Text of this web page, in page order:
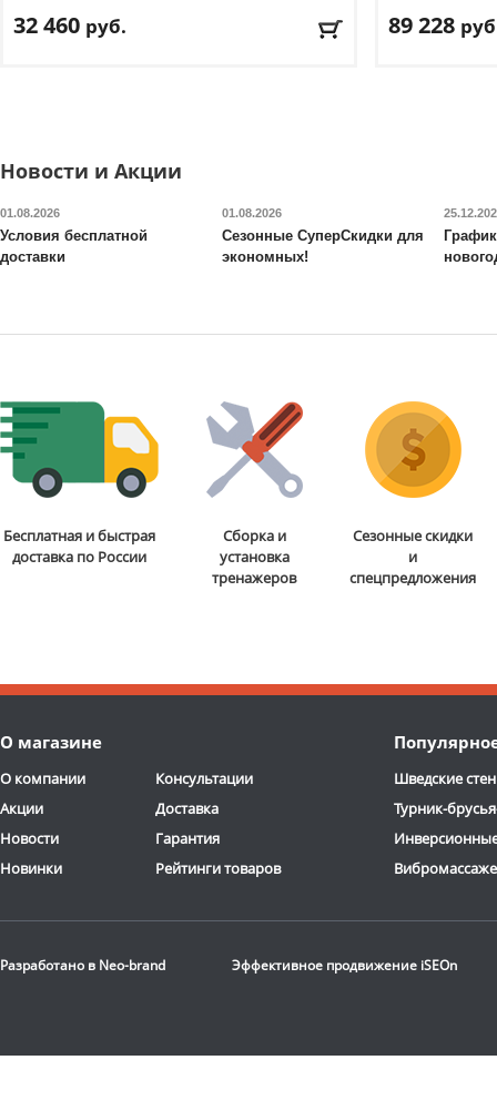
32 460 руб. 89 228
Доставка:
Новости и Акции
01.08.2026
Условия бесплатной
доставки
01.08.2026
Сезонные СуперСкидки для
экономных!
Бесплатная и быстрая
доставка по России
Сборка и
установка
тренажеров
Сезонные скидки
и
спецпредложения
О магазине
О компании
Акции
Новости
Новинки
Консультации
Доставка
Гарантия
Рейтинги товаров
Шведские
Турник-
Разработано в Neo-brand Эффективное продвижение iSEOn